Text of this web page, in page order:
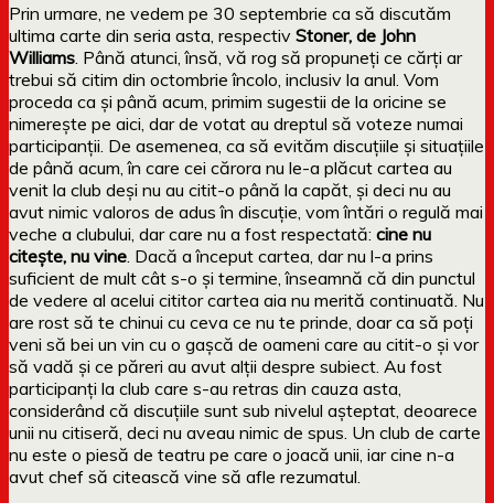
Prin urmare, ne vedem pe 30 septembrie ca să discutăm
ultima carte din seria asta, respectiv Stoner, de John
Williams . Până atunci, însă, vă rog să propuneți ce cărți ar
trebui să citim din octombrie încolo, inclusiv la anul. Vom
proceda ca și până acum, primim sugestii de la oricine se
nimerește pe aici, dar de votat au dreptul să voteze numai
participanții. De asemenea, ca să evităm discuțiile și situațiile
de până acum, în care cei cărora nu le-a plăcut cartea au
venit la club deși nu au citit-o până la capăt, și deci nu au
avut nimic valoros de adus în discuție, vom întări o regulă mai
veche a clubului, dar care nu a fost respectată: cine nu
citește, nu vine . Dacă a început cartea, dar nu l-a prins
suficient de mult cât s-o și termine, înseamnă că din punctul
de vedere al acelui cititor cartea aia nu merită continuată. Nu
are rost să te chinui cu ceva ce nu te prinde, doar ca să poți
veni să bei un vin cu o gașcă de oameni care au citit-o și vor
să vadă și ce păreri au avut alții despre subiect. Au fost
participanți la club care s-au retras din cauza asta,
considerând că discuțiile sunt sub nivelul așteptat, deoarece
unii nu citiseră, deci nu aveau nimic de spus. Un club de carte
nu este o piesă de teatru pe care o joacă unii, iar cine n-a
avut chef să citească vine să afle rezumatul.